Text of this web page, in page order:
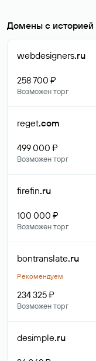
Домены с историей
webdesigners.ru
258 700 ₽
Возможен торг
reget.com
499 000 ₽
Возможен торг
firefin.ru
100 000 ₽
Возможен торг
bontranslate.ru
Рекомендуем
234 325 ₽
Возможен торг
desimple.ru